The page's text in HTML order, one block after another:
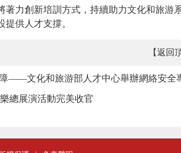
力創新培訓方式，持續助力文化和旅游
提供人才支撐。
【返回
——文化和旅游部人才中心舉辦網絡安全
總展演活動完美收官